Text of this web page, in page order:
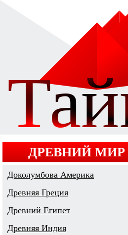
ДРЕВНИЙ МИР
Доколумбова Америка
Древняя Греция
Древний Египет
Древняя Индия